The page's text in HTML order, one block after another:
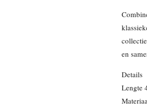
en
Details
Lengte